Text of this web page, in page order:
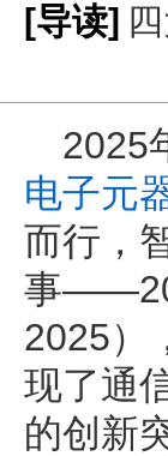
[导读]
2025
电子元
而行，
事
2025）
现了通
的创新